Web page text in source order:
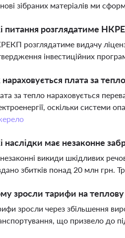
зібраних матеріалів ми
питання розглядатиме
розглядатиме видачу
інвестиційних
плата за
за тепло нараховується
оскільки системи
наслідки має незаконне
викиди шкідливих
збитків понад 20 млн грн.
зросли тарифи на
зросли через збільшення
що призвело до